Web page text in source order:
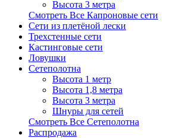
Высота 3 метра
Смотреть Все Капроновые сети
Сети из плетёной лески
Трехстенные сети
Кастинговые сети
Ловушки
Сетеполотна
Высота 1 метр
Высота 1,8 метра
Высота 3 метра
Шнуры для сетей
Смотреть Все Сетеполотна
Распродажа